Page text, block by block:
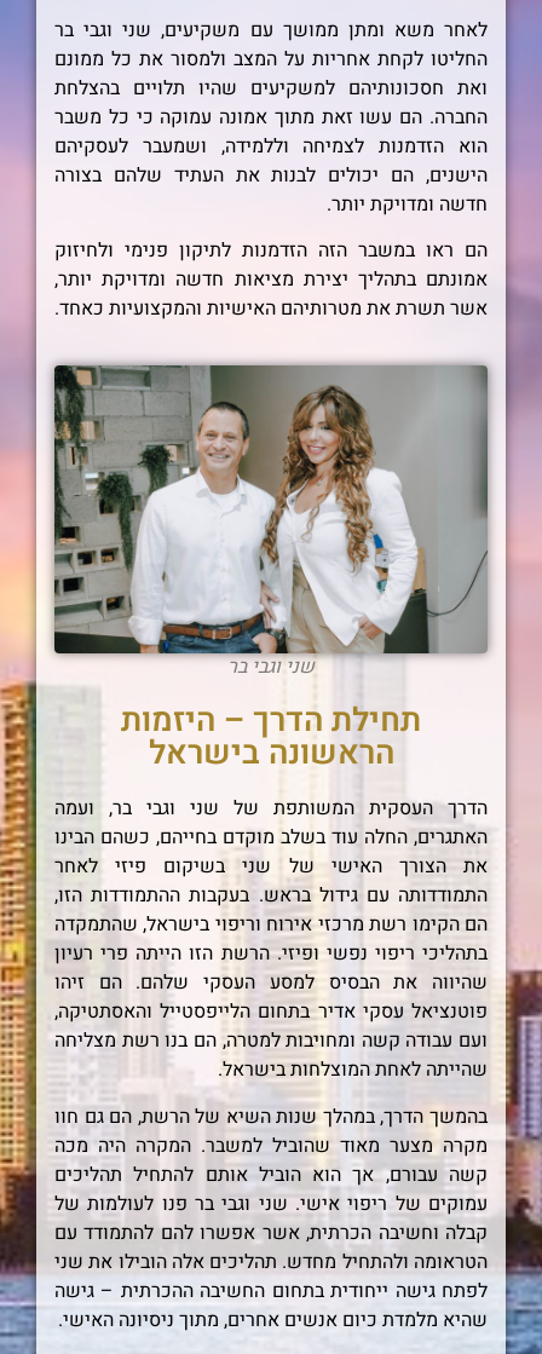
לאחר משא ומתן ממושך עם משקיעים, שני וגבי בר
החליטו לקחת אחריות על המצב ולמסור את כל ממונם
ואת חסכונותיהם למשקיעים שהיו תלויים בהצלחת
החברה. הם עשו זאת מתוך אמונה עמוקה כי כל משבר
הוא הזדמנות לצמיחה וללמידה, ושמעבר לעסקיהם
הישנים, הם יכולים לבנות את העתיד שלהם בצורה
חדשה ומדויקת יותר.
הם ראו במשבר הזה הזדמנות לתיקון פנימי ולחיזוק
אמונתם בתהליך יצירת מציאות חדשה ומדויקת יותר,
אשר תשרת את מטרותיהם האישיות והמקצועיות כאחד.
שני וגבי בר
תחילת הדרך – היזמות
הראשונה בישראל
הדרך העסקית המשותפת של שני וגבי בר, ועמה
האתגרים, החלה עוד בשלב מוקדם בחייהם, כשהם הבינו
את הצורך האישי של שני בשיקום פיזי לאחר
התמודדותה עם גידול בראש. בעקבות ההתמודדות הזו,
הם הקימו רשת מרכזי אירוח וריפוי בישראל, שהתמקדה
בתהליכי ריפוי נפשי ופיזי. הרשת הזו הייתה פרי רעיון
שהיווה את הבסיס למסע העסקי שלהם. הם זיהו
פוטנציאל עסקי אדיר בתחום הלייפסטייל והאסתטיקה,
ועם עבודה קשה ומחויבות למטרה, הם בנו רשת מצליחה
שהייתה לאחת המוצלחות בישראל.
בהמשך הדרך, במהלך שנות השיא של הרשת, הם גם חוו
מקרה מצער מאוד שהוביל למשבר. המקרה היה מכה
קשה עבורם, אך הוא הוביל אותם להתחיל תהליכים
עמוקים של ריפוי אישי. שני וגבי בר פנו לעולמות של
קבלה וחשיבה הכרתית, אשר אפשרו להם להתמודד עם
הטראומה ולהתחיל מחדש. תהליכים אלה הובילו את שני
לפתח גישה ייחודית בתחום החשיבה ההכרתית – גישה
שהיא מלמדת כיום אנשים אחרים, מתוך ניסיונה האישי.